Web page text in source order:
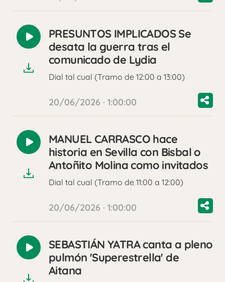
Reproducir
audio
PRESUNTOS IMPLICADOS Se
desata la guerra tras el
comunicado de Lydia
Dial tal cual (Tramo de 12:00 a 13:00)
20/06/2026 · 1:00:00
Reproducir
audio
MANUEL CARRASCO hace
historia en Sevilla con Bisbal o
Antoñito Molina como invitados
Dial tal cual (Tramo de 11:00 a 12:00)
20/06/2026 · 1:00:00
Reproducir
audio
SEBASTIÁN YATRA canta a pleno
pulmón 'Superestrella' de
Aitana